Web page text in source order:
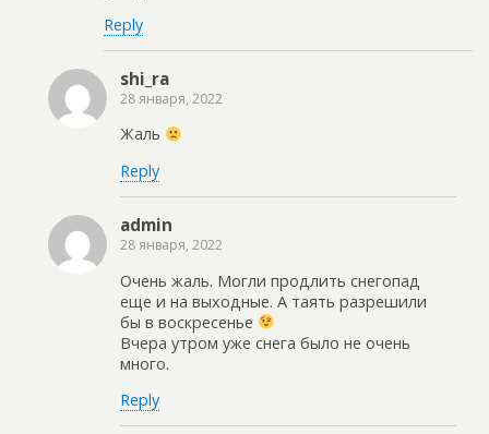
Reply
shi_ra
28 января, 2022
Жаль
Reply
admin
28 января, 2022
Очень жаль. Могли продлить снегопад
еще и на выходные. А таять разрешили
бы в воскресенье
Вчера утром уже снега было не очень
много.
Reply